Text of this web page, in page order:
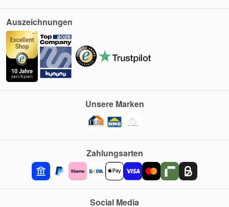
Auszeichnungen
Zahlungsarten
Unsere Marken
Social Media